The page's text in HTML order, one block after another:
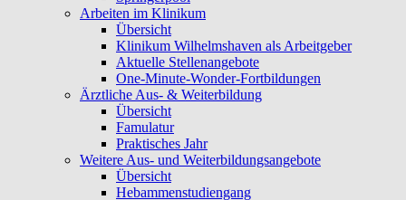
Arbeiten im Klinikum
Übersicht
Klinikum Wilhelmshaven als Arbeitgeber
Aktuelle Stellenangebote
One-Minute-Wonder-Fortbildungen
Ärztliche Aus- & Weiterbildung
Übersicht
Famulatur
Praktisches Jahr
Weitere Aus- und Weiterbildungsangebote
Übersicht
Hebammenstudiengang